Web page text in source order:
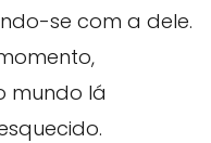
se com a dele.
mundo lá